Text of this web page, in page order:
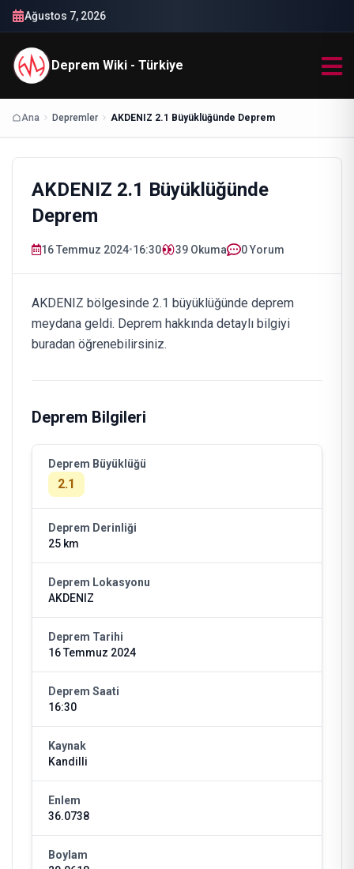
Ağustos 7, 2026
Deprem Wiki - Türkiye
Ana Depremler AKDENIZ 2.1 Büyüklüğünde Deprem
AKDENIZ 2.1 Büyüklüğünde
Deprem
16 Temmuz 2024•16:30 39 Okuma 0 Yorum
AKDENIZ bölgesinde 2.1 büyüklüğünde deprem
meydana geldi. Deprem hakkında detaylı bilgiyi
buradan öğrenebilirsiniz.
Deprem Bilgileri
Deprem Büyüklüğü
2.1
Deprem Derinliği
25 km
Deprem Lokasyonu
AKDENIZ
Deprem Tarihi
16 Temmuz 2024
Deprem Saati
16:30
Kaynak
Kandilli
Enlem
36.0738
Boylam